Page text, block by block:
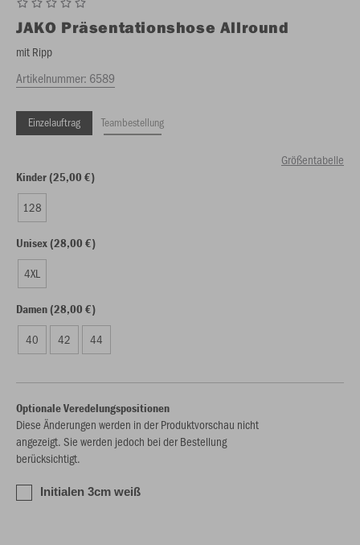
JAKO Präsentationshose Allround
mit Ripp
Artikelnummer: 6589
Einzelauftrag Teambestellung
Größentabelle
Kinder (25,00 €)
128
Unisex (28,00 €)
4XL
Damen (28,00 €)
40 42 44
Optionale Veredelungspositionen
Diese Änderungen werden in der Produktvorschau nicht
angezeigt. Sie werden jedoch bei der Bestellung
berücksichtigt.
Initialen 3cm weiß